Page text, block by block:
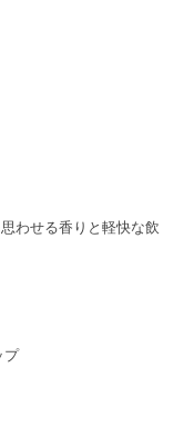
わせる香りと軽快な飲
プ